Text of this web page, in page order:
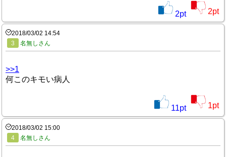
2pt 2pt
2018/03/02 14:54
3
名無しさん
>>1
何このキモい病人
11pt 1pt
2018/03/02 15:00
4
名無しさん